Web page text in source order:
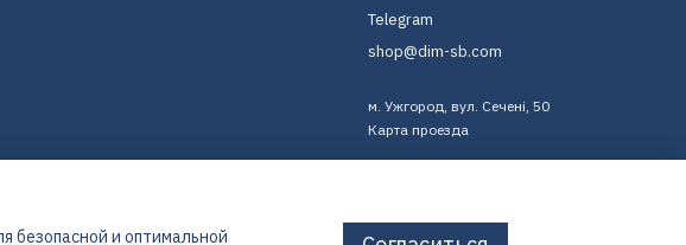
Telegram
shop@dim-sb.com
м. Ужгород, вул. Сечені, 50
Карта проезда
безопасной и оптимальной